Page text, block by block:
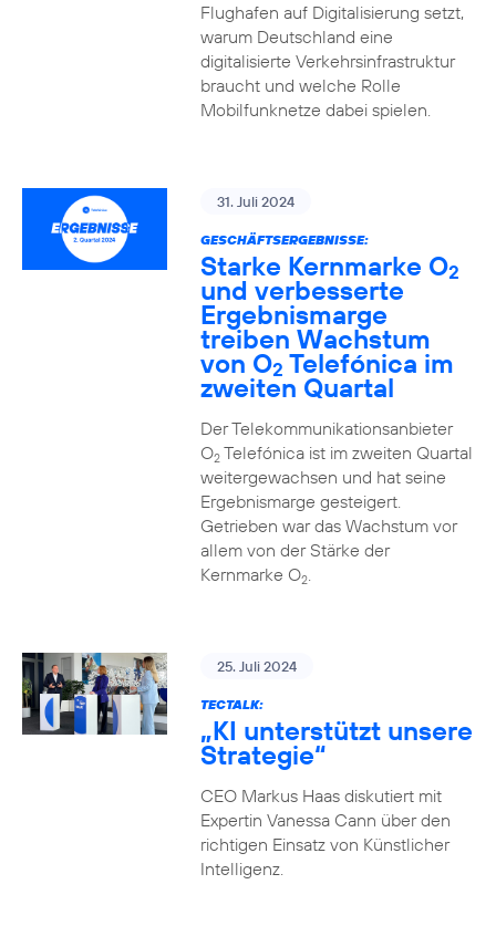
Flughafen auf Digitalisierung setzt,
warum Deutschland eine
digitalisierte Verkehrsinfrastruktur
braucht und welche Rolle
Mobilfunknetze dabei spielen.
31. Juli 2024
GESCHÄFTSERGEBNISSE:
Starke Kernmarke O2
und verbesserte
Ergebnismarge
treiben Wachstum
von O2 Telefónica im
zweiten Quartal
Der Telekommunikationsanbieter
O2Telefónica ist im zweiten Quartal
weitergewachsen und hat seine
Ergebnismarge gesteigert.
Getrieben war das Wachstum vor
allem von der Stärke der
Kernmarke O2.
25. Juli 2024
TECTALK:
„KI unterstützt unsere
Strategie“
CEO Markus Haas diskutiert mit
Expertin Vanessa Cann über den
richtigen Einsatz von Künstlicher
Intelligenz.